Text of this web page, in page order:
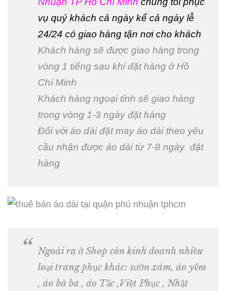
vụ quý khách cả ngày kể cả ngày lễ
24/24 có giao hàng tận nơi cho khách
Khách hàng sẽ được giao hàng trong
vòng 1 tiếng sau khi đặt hàng ở Hồ
Chí Minh
Khách hàng ngoại tỉnh sẽ giao hàng
trong vòng 1-3 ngày đặt hàng
Đối với áo dài đặt may áo dài theo yêu
cầu nhận được áo dài từ 7-8 ngày đặt
hàng
Ngoài ra ở Shop còn kinh doanh nhiều
loại trang phục khác: sườn xám, áo yếm
, áo bà ba , áo Tấc ,Việt Phục , Nhật